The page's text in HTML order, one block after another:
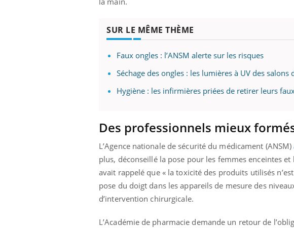
SUR LE MÊME THÈME
Faux ongles : l’ANSM alerte sur les risques
Séchage des ongles : les lumières à UV des salons
Hygiène : les infirmières priées de retirer leurs
Des professionnels mieux
L’Agence nationale de sécurité du médicament (ANSM)
plus, déconseillé la pose pour les femmes enceintes
avait rappelé que « la toxicité des produits utilisés
pose du doigt dans les appareils de mesure des
d’intervention chirurgicale.
L’Académie de pharmacie demande un retour de
préventive Youtube
Un établissement lié à un groupe
mutualiste innove en matière de bilan de
santé : l'utilisation d'un « jumeau
numérique » permet ...